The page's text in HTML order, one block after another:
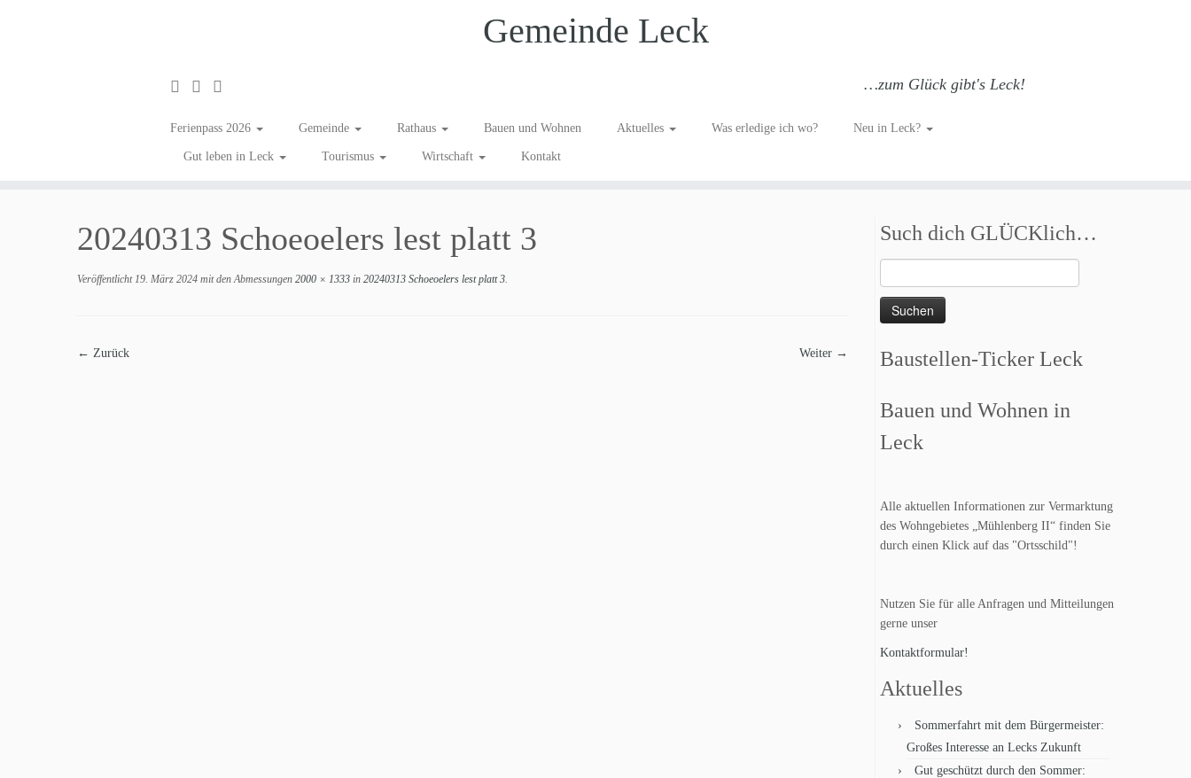
Gemeinde Leck
…zum Glück gibt's Leck!
Ferienpass 2026 Gemeinde Rathaus Bauen und Wohnen Aktuelles Was erledige ich wo? Neu in Leck?
Gut leben in Leck Tourismus Wirtschaft Kontakt
20240313 Schoeoelers lest platt 3
Veröffentlicht 19. März 2024 mit den Abmessungen 2000 × 1333 in 20240313 Schoeoelers lest platt 3.
← Zurück Weiter →
Such dich GLÜCKlich…
nach:
Baustellen-Ticker Leck
Bauen und Wohnen in
Leck
Alle aktuellen Informationen zur Vermarktung
des Wohngebietes „Mühlenberg II“ finden Sie
durch einen Klick auf das "Ortsschild"!
Nutzen Sie für alle Anfragen und Mitteilungen
gerne unser
Kontaktformular!
Aktuelles
Sommerfahrt mit dem Bürgermeister:
Großes Interesse an Lecks Zukunft
Gut geschützt durch den Sommer: